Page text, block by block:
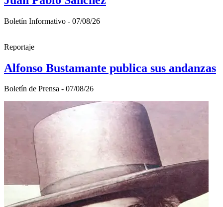
Boletín Informativo - 07/08/26
Reportaje
Alfonso Bustamante publica sus andanzas
Boletí­n de Prensa - 07/08/26